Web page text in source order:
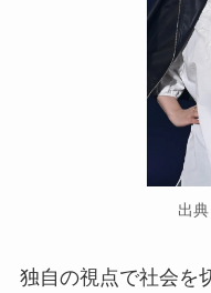
出典
独自の視点で社会を